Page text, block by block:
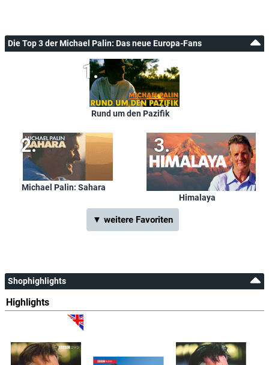
Die Top 3 der Michael Palin: Das neue Europa-Fans
Rund um den Pazifik
Michael Palin: Sahara
Himalaya
▼ weitere Favoriten
Shophighlights
Highlights